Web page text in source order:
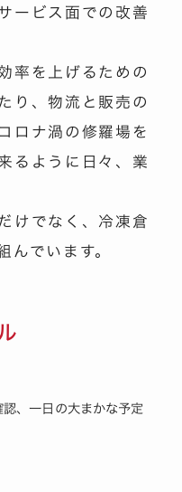
ービス面での改善
率を上げるための
り、物流と販売の
ロナ渦の修羅場を
るように日々、業
けでなく、冷凍倉
んでいます。
認、一日の大まかな予定